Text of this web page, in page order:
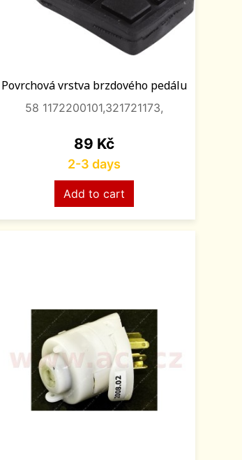
Povrchová vrstva brzdového pedálu
58 1172200101,321721173,
Price
89 Kč
2-3 days
Add to cart